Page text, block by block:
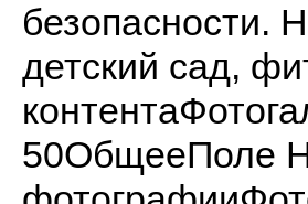
безопасности.
детский сад,
50ОбщееПоле